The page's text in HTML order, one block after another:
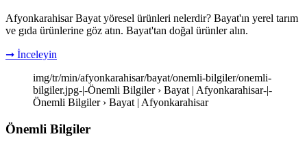
Afyonkarahisar Bayat yöresel ürünleri nelerdir? Bayat'ın yerel tarım
ve gıda ürünlerine göz atın. Bayat'tan doğal ürünler alın.
➞ İnceleyin
img/tr/min/afyonkarahisar/bayat/onemli-bilgiler/onemli-
bilgiler.jpg-|-Önemli Bilgiler › Bayat | Afyonkarahisar-|-
Önemli Bilgiler › Bayat | Afyonkarahisar
Önemli Bilgiler